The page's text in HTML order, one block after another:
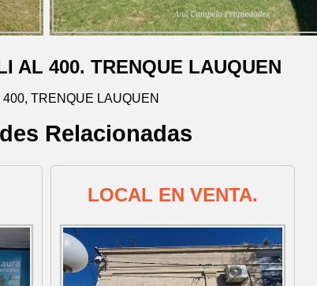
AL 400. TRENQUE LAUQUEN
400, TRENQUE LAUQUEN
Relacionadas
LOCAL EN VENTA.